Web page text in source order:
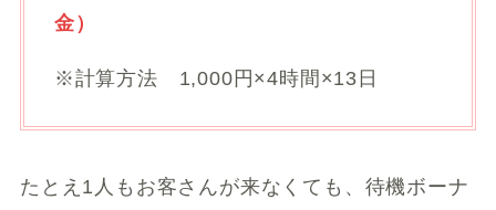
金）
※計算方法 1,000円×4時間×13日
たとえ1人もお客さんが来なくても、待機ボーナ